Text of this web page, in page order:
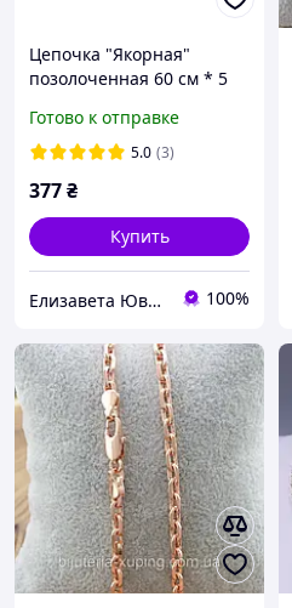
Цепочка "Якорная"
позолоченная 60 см * 5
Готово к отправке
5.0 (3)
377₴
Купить
Елизавета Ювелирная бижутерия 100%